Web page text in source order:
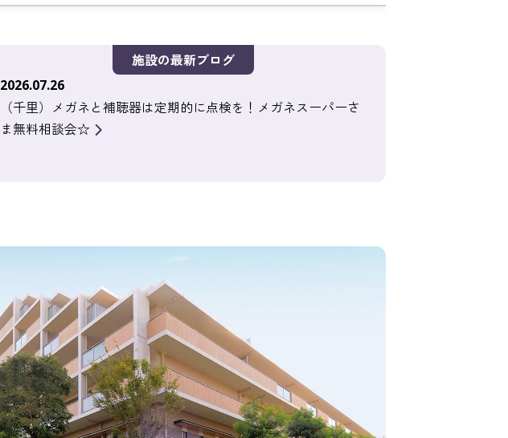
施設の最新ブログ
2026.07.26
（千里）メガネと補聴器は定期的に点検を！メガネスーパーさ
ま無料相談会☆